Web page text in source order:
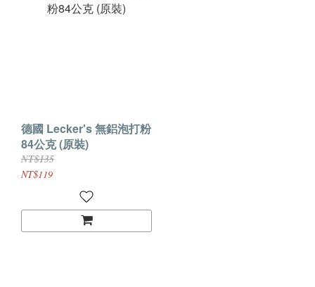
德國 Lecker's 無鋁泡打粉
84公克 (原裝)
NT$135
NT$119